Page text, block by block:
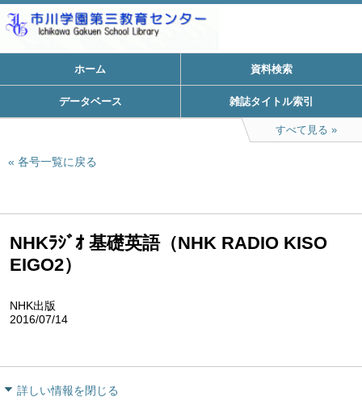
ホーム 資料検索
データベース 雑誌タイトル索引
すべて見る
各号一覧に戻る
NHKﾗｼﾞｵ 基礎英語（NHK RADIO KISO
EIGO2）
NHK出版
2016/07/14
詳しい情報を閉じる